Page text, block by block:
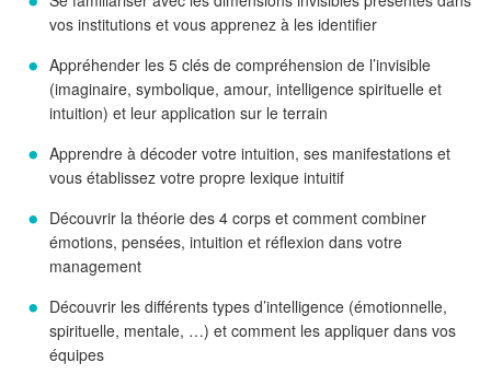
vos institutions et vous apprenez à les identifier
Appréhender les 5 clés de compréhension de l’invisible
(imaginaire, symbolique, amour, intelligence spirituelle et
intuition) et leur application sur le terrain
Apprendre à décoder votre intuition, ses manifestations et
vous établissez votre propre lexique intuitif
Découvrir la théorie des 4 corps et comment combiner
émotions, pensées, intuition et réflexion dans votre
management
Découvrir les différents types d’intelligence (émotionnelle,
spirituelle, mentale, …) et comment les appliquer dans vos
équipes